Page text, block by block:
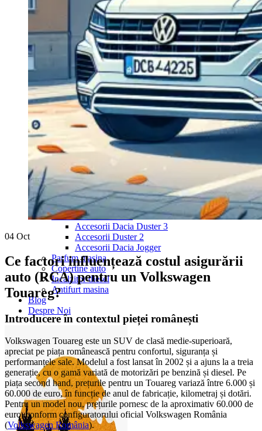
Navigație Passat B5
Navigație Passat B5 5
Navigație Passat B6
Navigație Passat B7
Navigație Passat B8
Navigație Passat CC
Skoda
Navigație Skoda Fabia 1
Navigație Skoda Fabia 2
Navigație Skoda Octavia 1
Navigație Skoda Octavia 2
Navigație Skoda Octavia 3
Navigație Skoda Rapid
Navigație Skoda Superb 1
Navigație Skoda Superb 2
Navigație Toyota Avensis T25
Portbagaj Plafon Auto
Sub 350 Litri
Peste 350 Litri
Peste 450 litri
Accesorii auto masina
Accesorii Dacia Duster 3
Accesorii Duster 2
Accesorii Dacia Jogger
Parfum masina
Copertine auto
Incalzitor diesel
Antifurt masina
Blog
Despre Noi
04 Oct
Ce factori influențează costul asigurării
auto (RCA) pentru un Volkswagen
Touareg?
Introducere în contextul pieței românești
Volkswagen Touareg este un SUV de clasă medie-superioară,
apreciat pe piața românească pentru confortul, siguranța și
performanțele sale. Modelul a fost lansat în 2002 și a ajuns la a treia
generație, cu o gamă variată de motorizări pe benzină și diesel. Pe
piața second hand, prețurile pentru un Touareg variază între 6.000 și
60.000 de euro, în funcție de anul de fabricație, kilometraj și dotări.
Pentru un model nou, prețurile pornesc de la aproximativ 60.000 de
euro, conform configuratorului oficial Volkswagen România
(Volkswagen România).